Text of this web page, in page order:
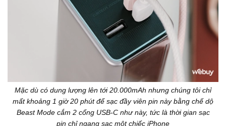
Mặc dù có dung lượng lên tới 20.000mAh nhưng chúng tôi chỉ
mất khoảng 1 giờ 20 phút để sạc đầy viên pin này bằng chế dộ
Beast Mode cắm 2 cổng USB-C như này, tức là thời gian sạc
pin chỉ ngang sạc một chiếc iPhone